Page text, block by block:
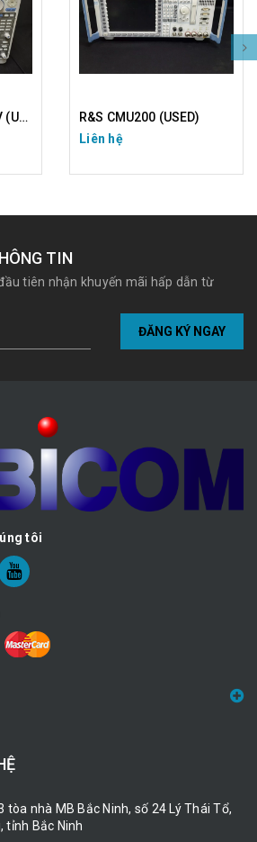
YOKOGAWA DL850EV (USED)
R&S CMU200 (USED)
Liên hệ
TIN
tiên nhận khuyến mãi hấp dẫn từ
ĐĂNG KÝ NGAY
tôi
tòa nhà MB Bắc Ninh, số 24 Lý Thái Tổ,
tỉnh Bắc Ninh